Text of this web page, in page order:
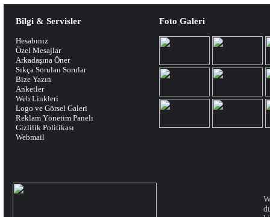
Bilgi & Servisler
Hesabınız
Özel Mesajlar
Arkadaşına Öner
Sıkça Sorulan Sorular
Bize Yazın
Anketler
Web Linkleri
Logo ve Görsel Galeri
Reklam Yönetim Paneli
Gizlilik Politikası
Webmail
Foto Galeri